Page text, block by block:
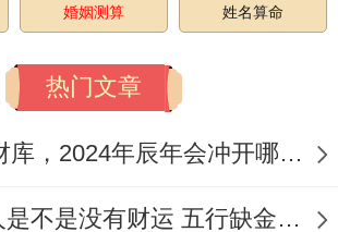
| :-----| :
| 星期四 |七月廿二
|点击查看吉时详情。
| 星期四 |七月廿九|宜:开
婚姻测算 姓名算命
热门文章
2024辰冲开财库，2024年辰年会冲开哪些人的财库
五行缺金的人是不是没有财运 五行缺金的人命运好不好